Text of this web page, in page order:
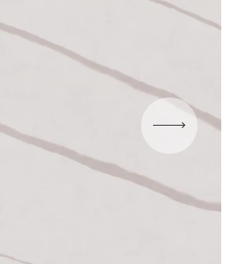
Робот емес екеніңізді растаңыз
ӨТІНІМДІ ЖІБЕРУ
Робот емес екеніңізді растаңыз
ОТПРАВИТЬ